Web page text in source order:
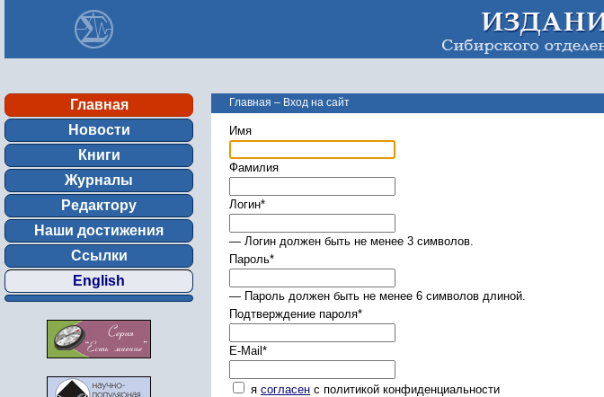
Главная
Новости
Книги
Журналы
Редактору
Наши достижения
Ссылки
English
Главная – Вход на сайт
Имя
Фамилия
Логин*
— Логин должен быть не менее 3 символов.
Пароль*
— Пароль должен быть не менее 6 символов длиной.
Подтверждение пароля*
E-Mail *
я согласен с политикой конфиденциальности